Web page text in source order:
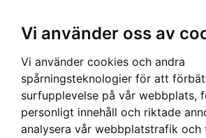
Vi använder oss av
Vi använder cookies och andra
spårningsteknologier för att
surfupplevelse på vår webbplats,
personligt innehåll och riktade
analysera vår webbplatstrafik
Hem› HERR›T-SHIRT › SPEEDY MIKE T-SHIRT - RAT ROD